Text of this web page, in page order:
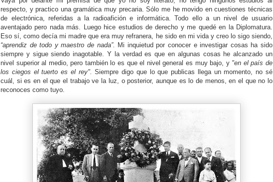
respecto, y practico una gramática muy precaria. Sólo me he movido en cuestiones técnicas
de electrónica, referidas a la radioafición e informática. Todo ello a un nivel de usuario
aventajado pero nada más. Luego hice estudios de derecho y me quedé en la Diplomatura.
Eso sí, como decía mi madre que era muy refranera, he sido en mi vida y creo lo sigo siendo,
“aprendiz de todo y maestro de nada”. Mi inquietud por conocer e investigar cosas ha sido
siempre y sigue siendo inagotable. Y la verdad es que en algunas cosas he alcanzado un
nivel superior al medio, pero también lo es que el nivel general es muy bajo, y "en el país de
los ciegos el tuerto es el rey". Siempre digo que lo que publicas llega un momento, no sé
cuál, si es en el que el trabajo ve la luz, o posterior, aunque es lo de menos, en el que no lo
reconoces como tuyo.